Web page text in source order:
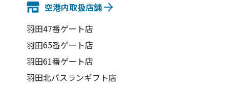
空港内取扱店舗
羽田47番ゲート店
羽田65番ゲート店
羽田61番ゲート店
羽田北バスランギフト店